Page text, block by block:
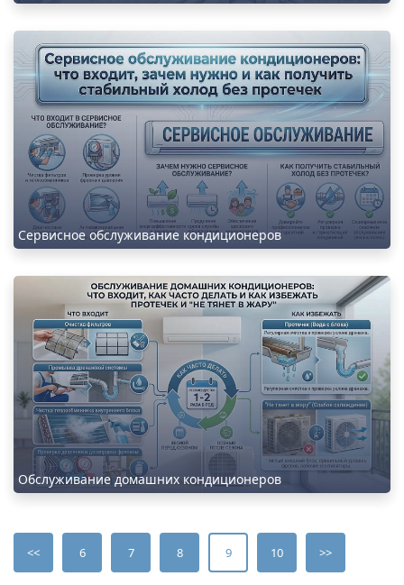
Сервисное обслуживание кондиционеров
Обслуживание домашних кондиционеров
<< 6 7 8 9 10 >>